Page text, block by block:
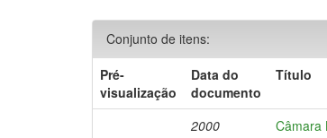
Conjunto de itens:
Pré-
visualização
Data do
documento
Título
2000
Câmara